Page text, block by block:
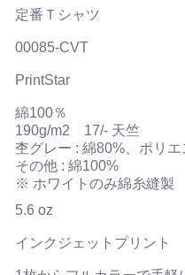
定番Ｔシャツ
00085-CVT
PrintStar
綿100％
190g/m2 17/- 天竺
杢グレー : 綿80%、ポリ
その他 : 綿100%
※ ホワイトのみ綿糸縫製
5.6 oz
インクジェットプリント